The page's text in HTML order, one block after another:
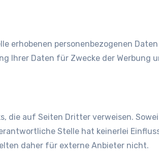
erhobenen personenbezogenen
Ihrer Daten für Zwecke der Werbung
die auf Seiten Dritter verweisen.
Stelle hat keinerlei
daher für externe Anbieter nicht.